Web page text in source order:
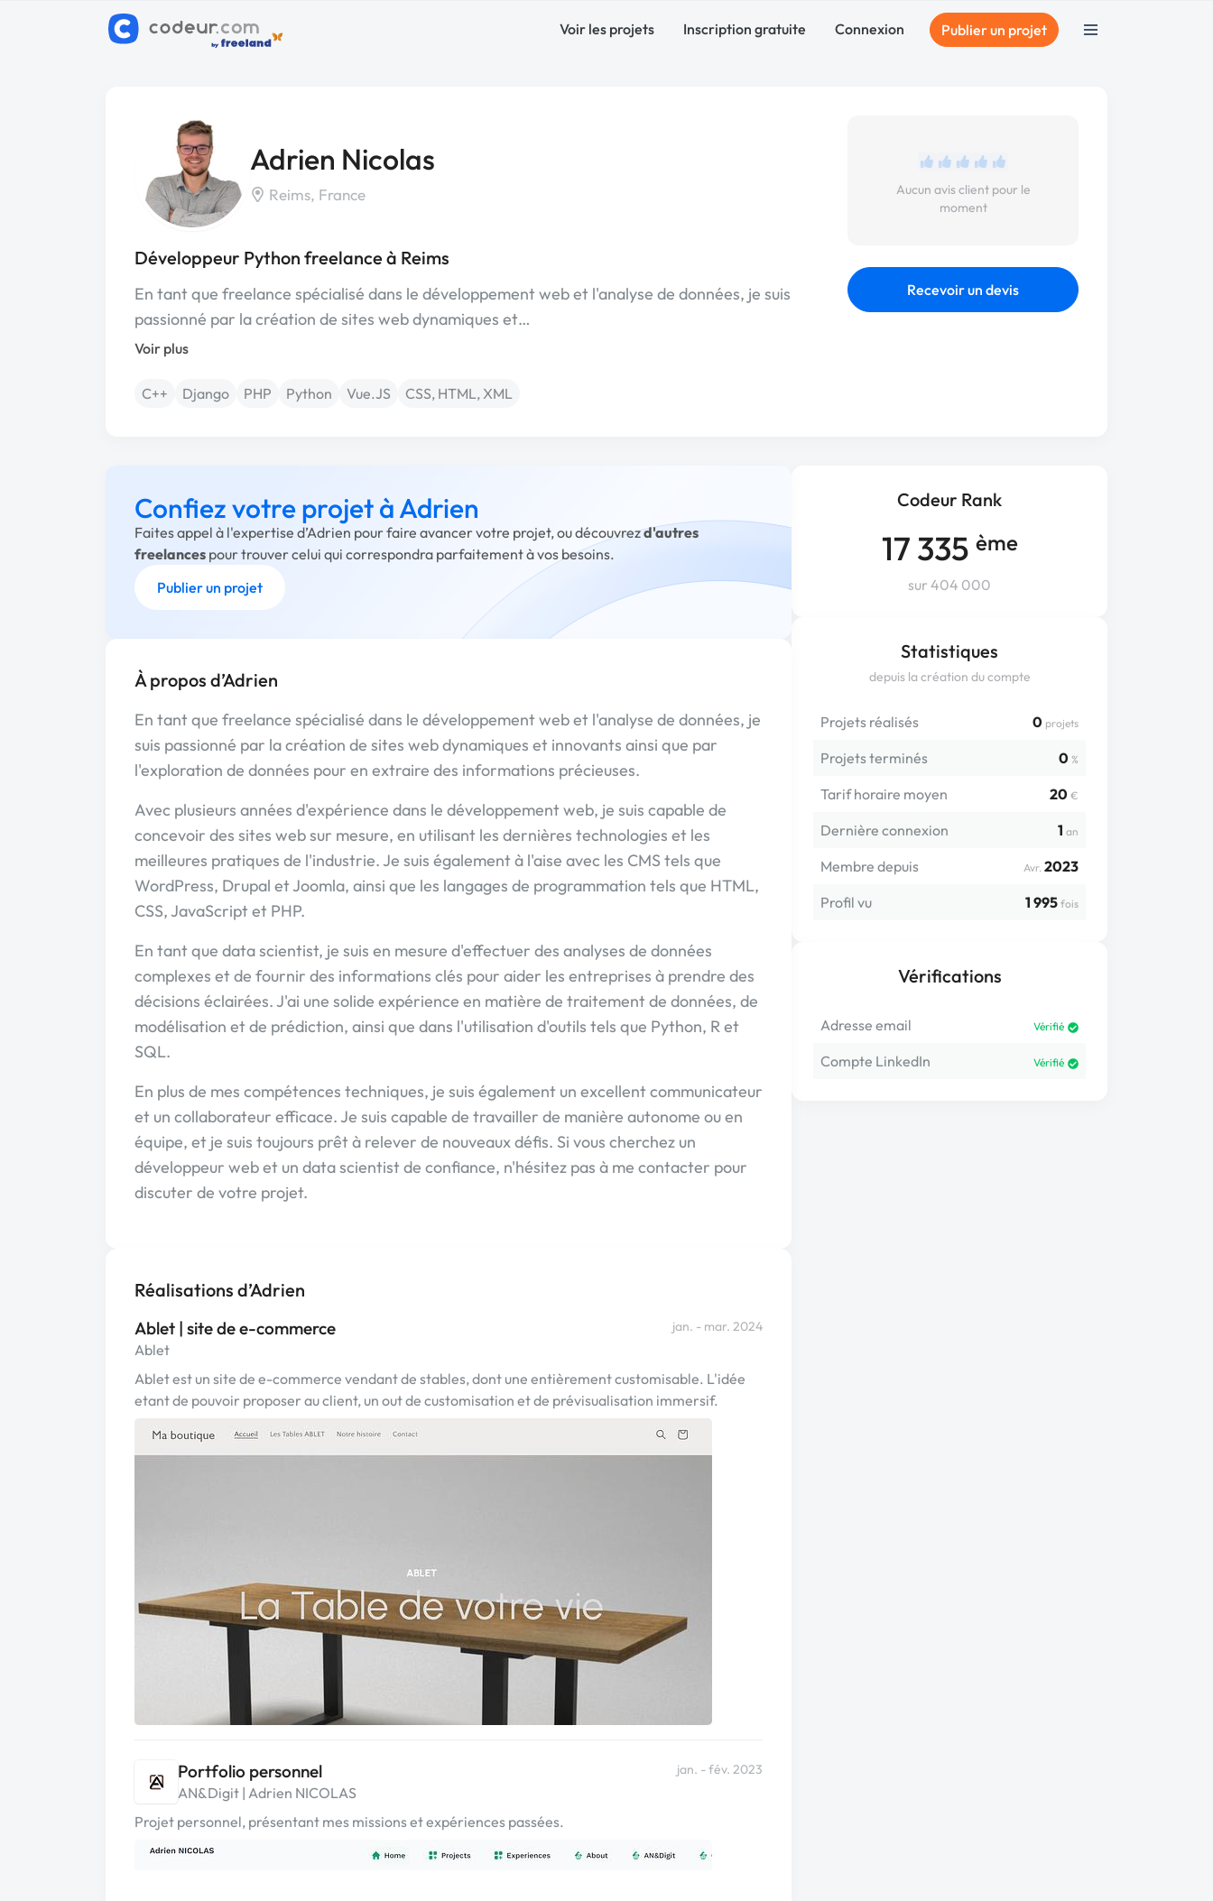
Voir les projets Inscription gratuite Connexion Publier un projet
Adrien Nicolas
Reims, France
Développeur Python freelance à Reims
En tant que freelance spécialisé dans le développement web et l'analyse de données, je suis
passionné par la création de sites web dynamiques et…
Voir plus
C++ Django PHP Python Vue.JS CSS, HTML, XML
Aucun avis client pour le
moment
Recevoir un devis
Codeur Rank
17 335 ème
sur 404 000
Statistiques
depuis la création du compte
Projets réalisés 0 projets
Projets terminés 0 %
Tarif horaire moyen 20 €
Dernière connexion 1 an
Membre depuis Avr. 2023
Profil vu
1 995 fois
Vérifications
Adresse email Vérifié
Compte LinkedIn Vérifié
Confiez votre projet à Adrien
Faites appel à l'expertise d’Adrien pour faire avancer votre projet, ou découvrezd'autres
freelances pour trouver celui qui correspondra parfaitement à vos besoins.
Publier un projet
À propos d’Adrien
En tant que freelance spécialisé dans le développement web et l'analyse de données, je
suis passionné par la création de sites web dynamiques et innovants ainsi que par
l'exploration de données pour en extraire des informations précieuses.
Avec plusieurs années d'expérience dans le développement web, je suis capable de
concevoir des sites web sur mesure, en utilisant les dernières technologies et les
meilleures pratiques de l'industrie. Je suis également à l'aise avec les CMS tels que
WordPress, Drupal et Joomla, ainsi que les langages de programmation tels que HTML,
CSS, JavaScript et PHP.
En tant que data scientist, je suis en mesure d'effectuer des analyses de données
complexes et de fournir des informations clés pour aider les entreprises à prendre des
décisions éclairées. J'ai une solide expérience en matière de traitement de données, de
modélisation et de prédiction, ainsi que dans l'utilisation d'outils tels que Python, R et
SQL.
En plus de mes compétences techniques, je suis également un excellent communicateur
et un collaborateur efficace. Je suis capable de travailler de manière autonome ou en
équipe, et je suis toujours prêt à relever de nouveaux défis. Si vous cherchez un
développeur web et un data scientist de confiance, n'hésitez pas à me contacter pour
discuter de votre projet.
Réalisations d’Adrien
Ablet | site de e-commerce
Ablet
jan. - mar. 2024
Ablet est un site de e-commerce vendant de stables, dont une entièrement customisable. L'idée
etant de pouvoir proposer au client, un out de customisation et de prévisualisation immersif.
Portfolio personnel
AN&Digit | Adrien NICOLAS
jan. - fév. 2023
Projet personnel, présentant mes missions et expériences passées.